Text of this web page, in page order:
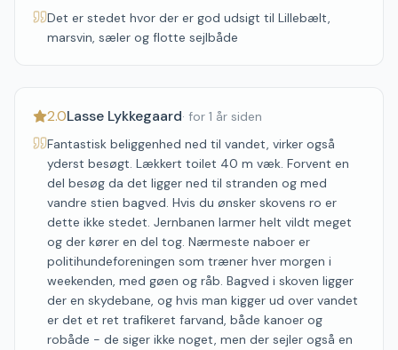
Det er stedet hvor der er god udsigt til Lillebælt,
marsvin, sæler og flotte sejlbåde
2.0Lasse Lykkegaard· for 1 år siden
Fantastisk beliggenhed ned til vandet, virker også
yderst besøgt. Lækkert toilet 40 m væk. Forvent en
del besøg da det ligger ned til stranden og med
vandre stien bagved. Hvis du ønsker skovens ro er
dette ikke stedet. Jernbanen larmer helt vildt meget
og der kører en del tog. Nærmeste naboer er
politihundeforeningen som træner hver morgen i
weekenden, med gøen og råb. Bagved i skoven ligger
der en skydebane, og hvis man kigger ud over vandet
er det et ret trafikeret farvand, både kanoer og
robåde - de siger ikke noget, men der sejler også en